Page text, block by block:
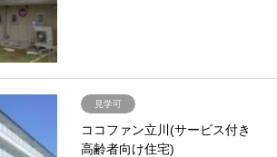
見学可
ココファン立川(サービス付き
高齢者向け住宅)